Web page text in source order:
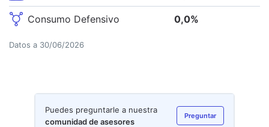
Consumo Defensivo 0,0%
Datos a 30/06/2026
Puedes preguntarle a nuestra
comunidad de asesores
Preguntar